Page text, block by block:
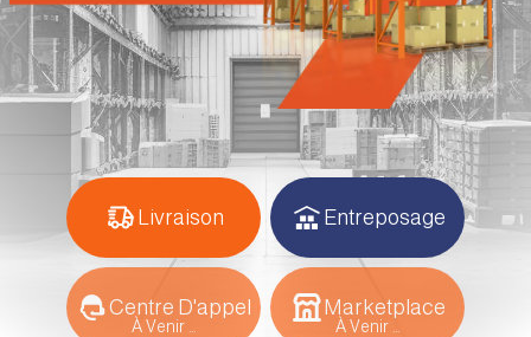
Livraison Entreposage
Centre D'appel
À Venir
Marketplace
À Venir